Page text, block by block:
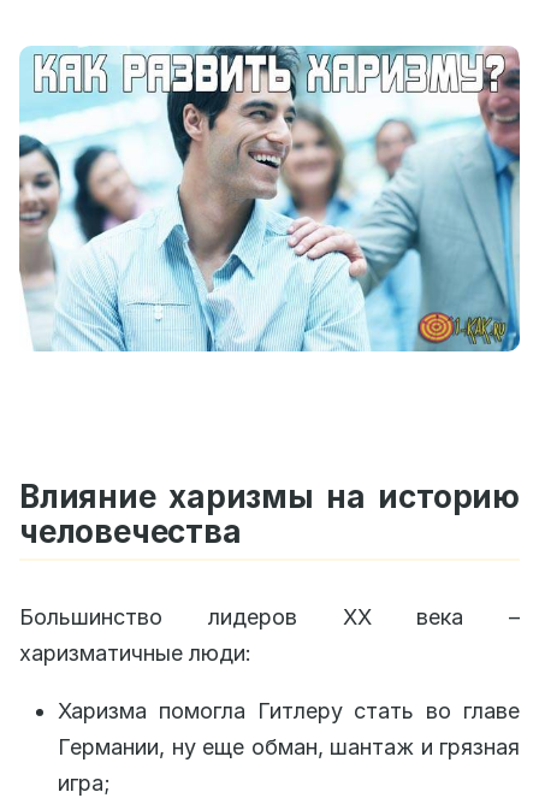
Влияние харизмы на историю
человечества
Большинство лидеров XX века –
харизматичные люди:
Харизма помогла Гитлеру стать во главе
Германии, ну еще обман, шантаж и грязная
игра;